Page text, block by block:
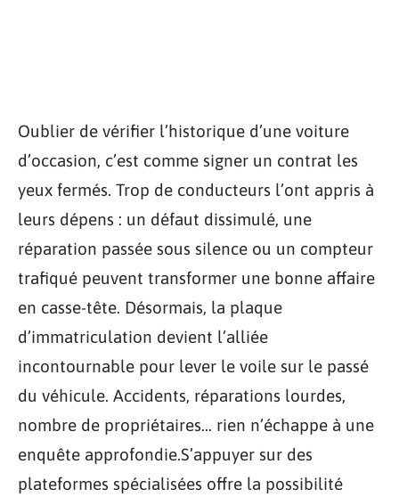
Oublier de vérifier l’historique d’une voiture
d’occasion, c’est comme signer un contrat les
yeux fermés. Trop de conducteurs l’ont appris à
leurs dépens : un défaut dissimulé, une
réparation passée sous silence ou un compteur
trafiqué peuvent transformer une bonne affaire
en casse-tête. Désormais, la plaque
d’immatriculation devient l’alliée
incontournable pour lever le voile sur le passé
du véhicule. Accidents, réparations lourdes,
nombre de propriétaires… rien n’échappe à une
enquête approfondie.S’appuyer sur des
plateformes spécialisées offre la possibilité